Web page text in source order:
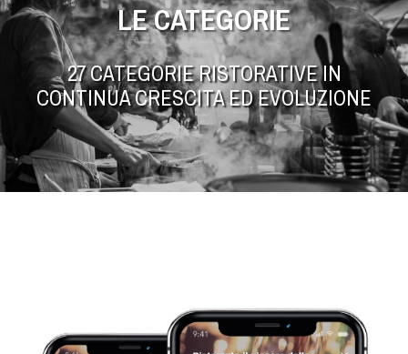
LE CATEGORIE
27 CATEGORIE RISTORATIVE IN
CONTINUA CRESCITA ED EVOLUZIONE